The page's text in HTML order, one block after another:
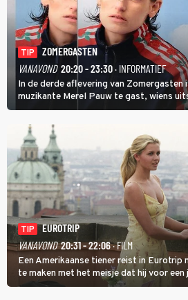
TIP
ZOMERGASTEN
VANAVOND 20:20 - 23:30· INFORMATIEF
In de derde aflevering van Zomergasten
muzikante Merel Pauw te gast, wiens
boeiende avond beloven: 'Mijn ideale
identiteit: grenzeloos, absurd en vol
TIP
EUROTRIP
VANAVOND 20:31 - 22:06· FILM
Een Amerikaanse tiener reist in Eurotrip
te maken met het meisje dat hij voor een